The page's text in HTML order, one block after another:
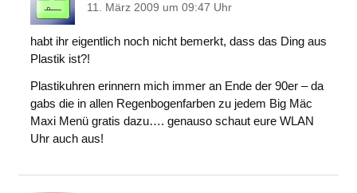
11. März 2009 um 09:47 Uhr
habt ihr eigentlich noch nicht bemerkt, dass das Ding aus
Plastik ist?!
Plastikuhren erinnern mich immer an Ende der 90er – da
gabs die in allen Regenbogenfarben zu jedem Big Mäc
Maxi Menü gratis dazu…. genauso schaut eure WLAN
Uhr auch aus!